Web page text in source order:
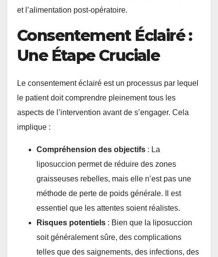
et l’alimentation post-opératoire.
Consentement Éclairé :
Une Étape Cruciale
Le consentement éclairé est un processus par lequel
le patient doit comprendre pleinement tous les
aspects de l’intervention avant de s’engager. Cela
implique :
Compréhension des objectifs : La
liposuccion permet de réduire des zones
graisseuses rebelles, mais elle n’est pas une
méthode de perte de poids générale. Il est
essentiel que les attentes soient réalistes.
Risques potentiels : Bien que la liposuccion
soit généralement sûre, des complications
telles que des saignements, des infections, des